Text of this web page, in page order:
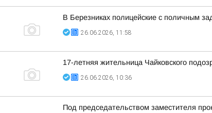
В Березниках полицейские с поличным
26.06.2026, 11:58
17-летняя жительница Чайковского
26.06.2026, 10:36
Под председательством заместителя